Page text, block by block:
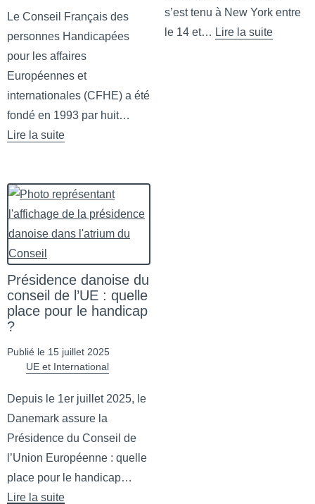
Le Conseil Français des
personnes Handicapées
pour les affaires
Européennes et
internationales (CFHE) a été
fondé en 1993 par huit…
Lire la suite
s’est tenu à New York entre
le 14 et… Lire la suite
Présidence danoise du
conseil de l’UE : quelle
place pour le handicap
?
Publié le 15 juillet 2025
UE et International
Depuis le 1er juillet 2025, le
Danemark assure la
Présidence du Conseil de
l’Union Européenne : quelle
place pour le handicap…
Lire la suite